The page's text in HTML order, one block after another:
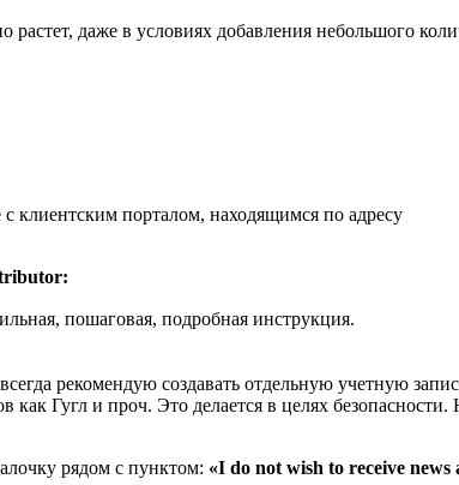
растет, даже в условиях добавления небольшого
с клиентским порталом, находящимся по адресу
рекомендую создавать отдельную учетную
Гугл и проч. Это делается в целях безопасности.
рядом с пунктом: «I do not wish to receive news